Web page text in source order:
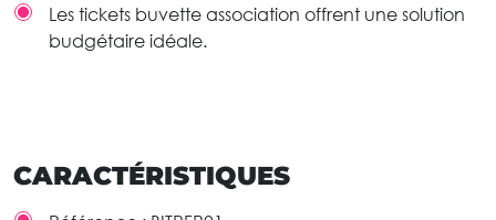
Les tickets buvette association offrent une solution
budgétaire idéale.
CARACTÉRISTIQUES